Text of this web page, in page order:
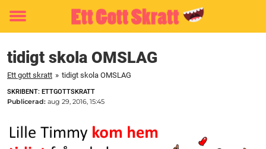
Toggle
tidigt skola OMSLAG
Ett gott skratt » tidigt skola OMSLAG
SKRIBENT: ETTGOTTSKRATT
Publicerad: aug 29, 2016, 15:45